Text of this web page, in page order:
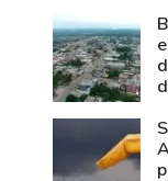
diz
que
show
cantora
perde
Carlos
Pinto,
criador
Shampoo